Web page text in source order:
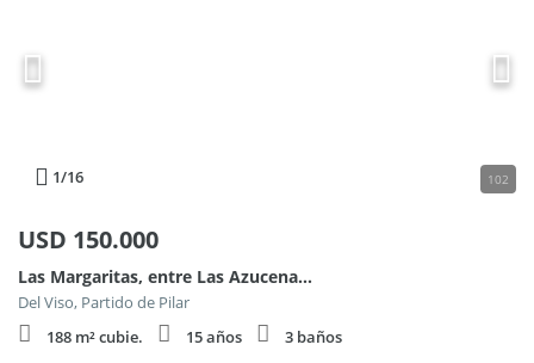
1/16 102
USD 150.000
Las Margaritas, entre Las Azucenas y Los Malvones al 900
Del Viso, Partido de Pilar
188 m² cubie.
15 años
3 baños